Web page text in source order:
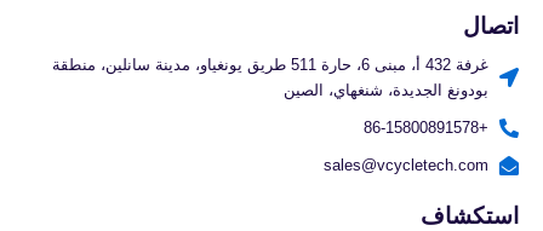
اتصال
غرفة 432 أ، مبنى 6، حارة 511 طريق يونغياو، مدينة سانلين، منطقة
بودونغ الجديدة، شنغهاي، الصين
+86-15800891578
sales@vcycletech.com
استكشاف